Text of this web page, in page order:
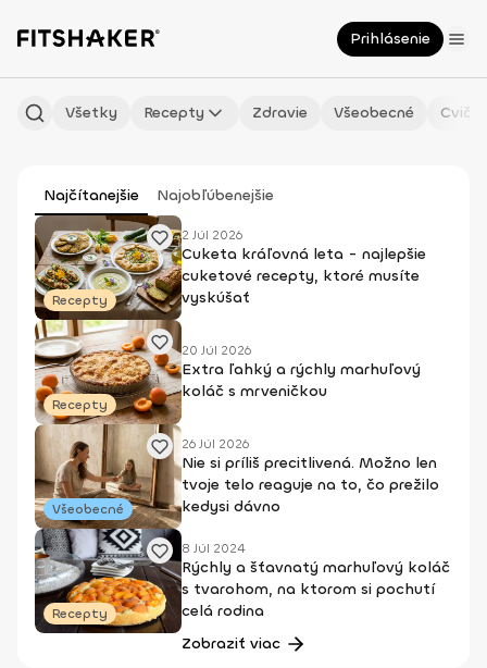
Prihlásenie
Všetky Recepty Zdravie Všeobecné
Najčítanejšie Najobľúbenejšie
Recepty
2 Júl 2026
Cuketa kráľovná leta - najlepšie
cuketové recepty, ktoré musíte
vyskúšať
Recepty
20 Júl 2026
Extra ľahký a rýchly marhuľový
koláč s mrveničkou
Všeobecné
26 Júl 2026
Nie si príliš precitlivená. Možno len
tvoje telo reaguje na to, čo prežilo
kedysi dávno
Recepty
8 Júl 2024
Rýchly a šťavnatý marhuľový koláč
s tvarohom, na ktorom si pochutí
celá rodina
Zobraziť viac